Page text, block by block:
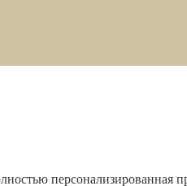
персонализированная